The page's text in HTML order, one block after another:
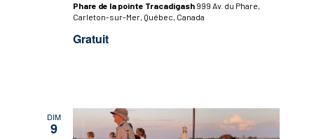
Phare de la pointe Tracadigash 999 Av. du Phare,
Carleton-sur-Mer, Québec, Canada
Gratuit
DIM
9